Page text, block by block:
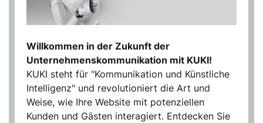
Willkommen in der Zukunft der
Unternehmenskommunikation mit KUKI!
KUKI steht für "Kommunikation und Künstliche
Intelligenz" und revolutioniert die Art und
Weise, wie Ihre Website mit potenziellen
Kunden und Gästen interagiert. Entdecken Sie